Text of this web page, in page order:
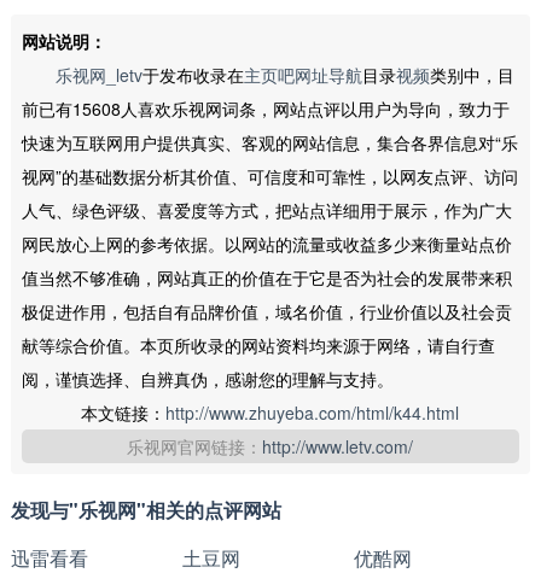
网站说明：
乐视网_letv于发布收录在主页吧网址导航目录视频类别中，目
前已有15608人喜欢乐视网词条，网站点评以用户为导向，致力于
快速为互联网用户提供真实、客观的网站信息，集合各界信息对“乐
视网”的基础数据分析其价值、可信度和可靠性，以网友点评、访问
人气、绿色评级、喜爱度等方式，把站点详细用于展示，作为广大
网民放心上网的参考依据。以网站的流量或收益多少来衡量站点价
值当然不够准确，网站真正的价值在于它是否为社会的发展带来积
极促进作用，包括自有品牌价值，域名价值，行业价值以及社会贡
献等综合价值。本页所收录的网站资料均来源于网络，请自行查
阅，谨慎选择、自辨真伪，感谢您的理解与支持。
本文链接： http://www.zhuyeba.com/html/k44.html
乐视网官网链接： http://www.letv.com/
发现与"乐视网"相关的点评网站
迅雷看看
土豆网
优酷网